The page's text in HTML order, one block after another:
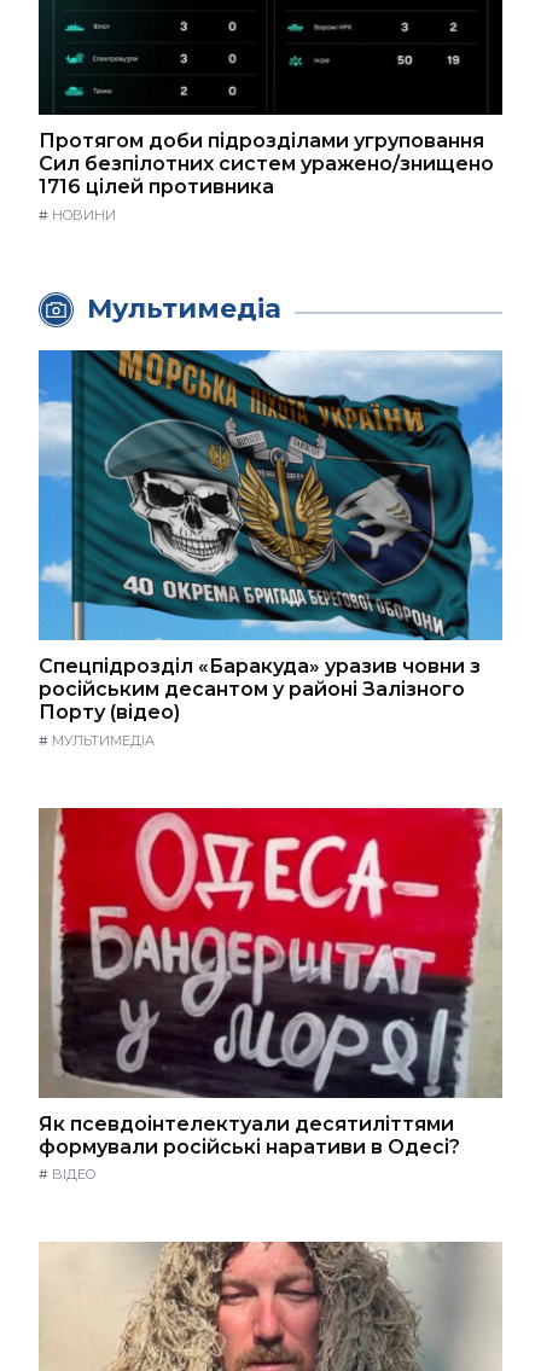
Протягом доби підрозділами угруповання
Сил безпілотних систем уражено/знищено
1716 цілей противника
# НОВИНИ
Мультимедіа
Спецпідрозділ «Баракуда» уразив човни з
російським десантом у районі Залізного
Порту (відео)
# МУЛЬТИМЕДІА
Як псевдоінтелектуали десятиліттями
формували російські наративи в Одесі?
# ВІДЕО